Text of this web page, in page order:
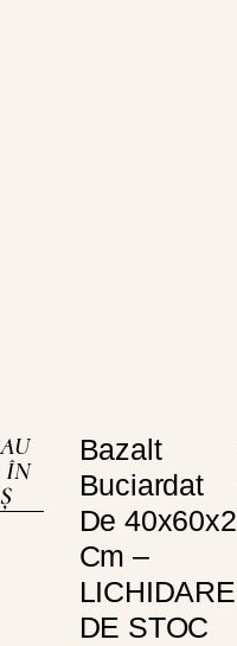
ÎN
Bazalt
Buciardat
De 40x60x2
Cm –
LICHIDARE
DE STOC